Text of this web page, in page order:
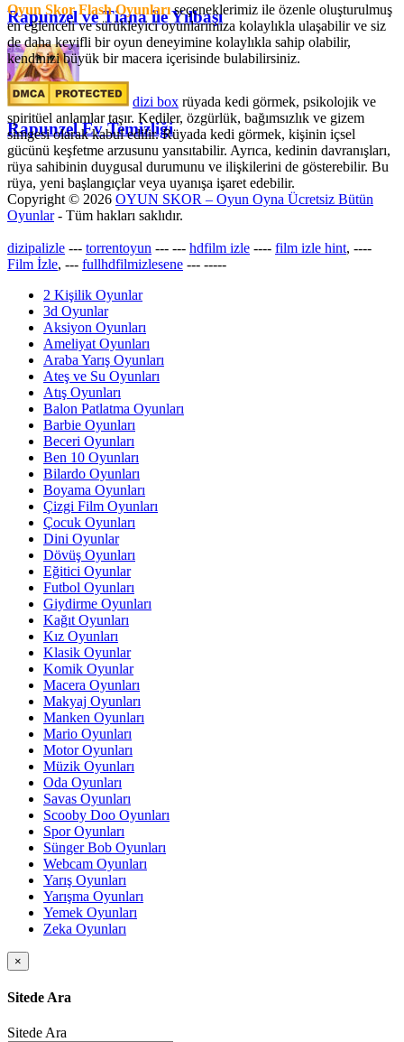
Rapunzel ve Tiana ile Yılbaşı
Rapunzel Ev Temizliği
Oyun Skor Flash Oyunlarıseçeneklerimiz ile özenle oluşturulmuş
en eğlenceli ve sürükleyici oyunlarımıza kolaylıkla ulaşabilir ve siz
de daha keyifli bir oyun deneyimine kolaylıkla sahip olabilir,
kendinizi büyük bir macera içerisinde bulabilirsiniz.
dizi box rüyada kedi görmek​, psikolojik ve
spiritüel anlamlar taşır. Kediler, özgürlük, bağımsızlık ve gizem
simgesi olarak kabul edilir. Rüyada kedi görmek, kişinin içsel
gücünü keşfetme arzusunu yansıtabilir. Ayrıca, kedinin davranışları,
rüya sahibinin duygusal durumunu ve ilişkilerini de gösterebilir. Bu
rüya, yeni başlangıçlar veya uyanışa işaret edebilir.
Copyright © 2026 OYUN SKOR – Oyun Oyna Ücretsiz Bütün
Oyunlar- Tüm hakları saklıdır.
dizipalizle --- torrentoyun --- --- hdfilm izle ---- film izle hint, ----
Film İzle, --- fullhdfilmizlesene --- -----
2 Kişilik Oyunlar
3d Oyunlar
Aksiyon Oyunları
Ameliyat Oyunları
Araba Yarış Oyunları
Ateş ve Su Oyunları
Atış Oyunları
Balon Patlatma Oyunları
Barbie Oyunları
Beceri Oyunları
Ben 10 Oyunları
Bilardo Oyunları
Boyama Oyunları
Çizgi Film Oyunları
Çocuk Oyunları
Dini Oyunlar
Dövüş Oyunları
Eğitici Oyunlar
Futbol Oyunları
Giydirme Oyunları
Kağıt Oyunları
Kız Oyunları
Klasik Oyunlar
Komik Oyunlar
Macera Oyunları
Makyaj Oyunları
Manken Oyunları
Mario Oyunları
Motor Oyunları
Müzik Oyunları
Oda Oyunları
Savas Oyunları
Scooby Doo Oyunları
Spor Oyunları
Sünger Bob Oyunları
Webcam Oyunları
Yarış Oyunları
Yarışma Oyunları
Yemek Oyunları
Zeka Oyunları
×
Sitede Ara
Sitede Ara